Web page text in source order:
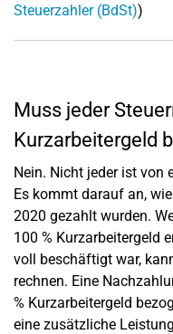
Steuerzahler (BdSt))
Muss jeder
Kurzarbeitergeld
Nein. Nicht jeder ist von
Es kommt darauf an,
2020 gezahlt wurden.
100 % Kurzarbeitergeld
voll beschäftigt war,
rechnen. Eine
% Kurzarbeitergeld
eine zusätzliche